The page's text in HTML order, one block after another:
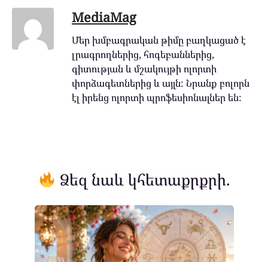
MediaMag
Մեր խմբագրական թիմը բաղկացած է
լրագրողներից, հոգեբաններից,
գիտության և մշակույթի ոլորտի
փորձագետներից և այլն: Նրանք բոլորն
էլ իրենց ոլորտի պրոֆեսիոնալներ են:
Ձեզ նաև կհետաքրքրի.